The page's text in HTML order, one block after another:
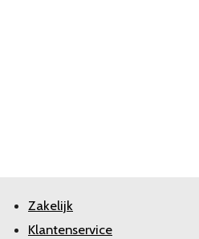
Zakelijk
Klantenservice